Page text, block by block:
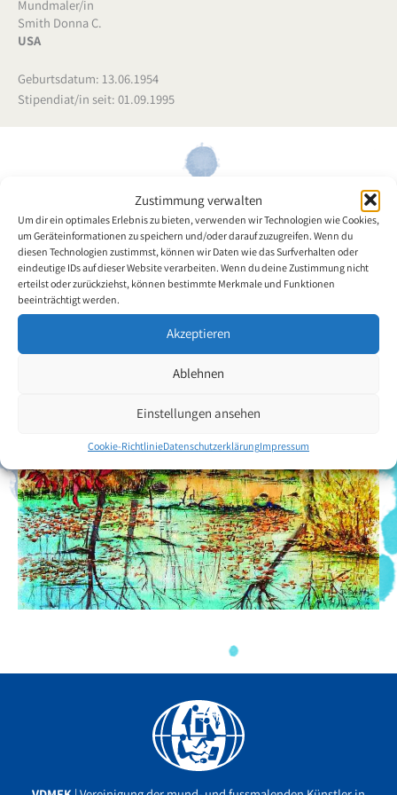
Zustimmung verwalten
Um dir ein optimales Erlebnis zu bieten, verwenden wir Technologien wie Cookies,
um Geräteinformationen zu speichern und/oder darauf zuzugreifen. Wenn du
diesen Technologien zustimmst, können wir Daten wie das Surfverhalten oder
eindeutige IDs auf dieser Website verarbeiten. Wenn du deine Zustimmung nicht
erteilst oder zurückziehst, können bestimmte Merkmale und Funktionen
beeinträchtigt werden.
Akzeptieren
Ablehnen
Einstellungen ansehen
Cookie-RichtlinieDatenschutzerklärungImpressum
Mundmaler/in
Smith Donna C.
USA
Geburtsdatum: 13.06.1954
Stipendiat/in seit: 01.09.1995
Rückgradverletzung (C6) leidet sie an Quadraplegie. Die
Mundmalerin ist künstlerisch sehr aktiv. Ihre Originale -
vorwiegend Aquarelle - verraten Talent.
Zurück zur Künstlerübersicht
Facebook
YouTube
Instagram